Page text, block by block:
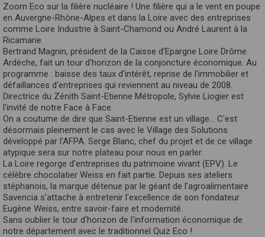
Zoom Eco sur la filière nucléaire ! Une filière qui a le vent en poupe
en Auvergne-Rhône-Alpes et dans la Loire avec des entreprises
comme Loire Industrie à Saint-Chamond ou André Laurent à la
Ricamarie.
Bertrand Magnin, président de la Caisse d'Epargne Loire Drôme
Ardèche, fait un tour d'horizon de la conjoncture économique. Au
programme : baisse des taux d'intérêt, reprise de l'immobilier et
défaillances d'entreprises qui reviennent au niveau de 2008.
Directrice du Zénith Saint-Etienne Métropole, Sylvie Liogier est
l'invité de notre Face à Face.
On a coutume de dire que Saint-Etienne est un village… C'est
désormais pleinement le cas avec le Village des Solutions
développé par l'AFPA. Serge Blanc, chef du projet et de ce village
atypique sera sur notre plateau pour nous en parler.
La Loire regorge d'entreprises du patrimoine vivant (EPV). Le
célèbre chocolatier Weiss en fait partie. Depuis ses ateliers
stéphanois, la marque détenue par le géant de l'agroalimentaire
Savencia s'attache à entretenir l'excellence de son fondateur
Eugène Weiss, entre savoir-faire et modernité.
Sans oublier le tour d'horizon de l'information économique de
notre département avec le traditionnel Quiz Eco !